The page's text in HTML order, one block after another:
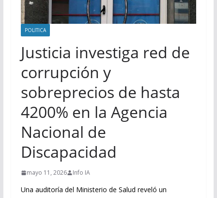
POLITICA
Justicia investiga red de
corrupción y
sobreprecios de hasta
4200% en la Agencia
Nacional de
Discapacidad
mayo 11, 2026 Info IA
Una auditoría del Ministerio de Salud reveló un